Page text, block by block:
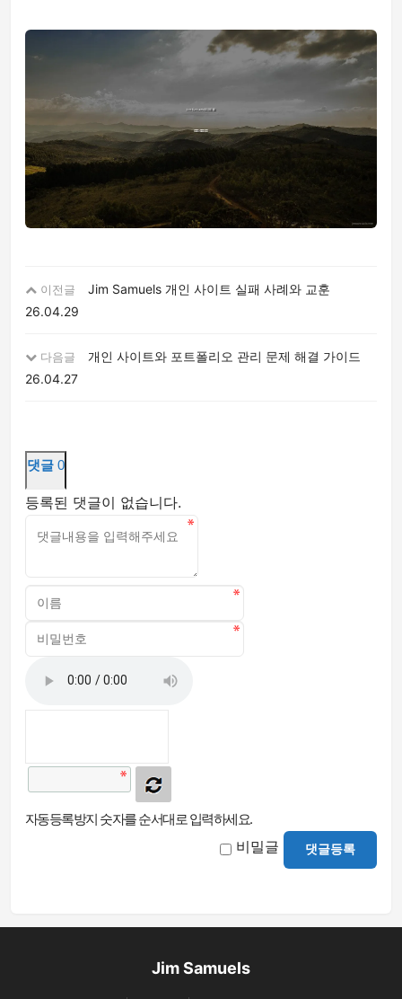
이전글
Jim Samuels 개인 사이트 실패 사례와 교훈
26.04.29
다음글
개인 사이트와 포트폴리오 관리 문제 해결 가이드
26.04.27
댓글 0
등록된 댓글이 없습니다.
자동등록방지 숫자를 순서대로 입력하세요.
비밀글 댓글등록
Jim Samuels